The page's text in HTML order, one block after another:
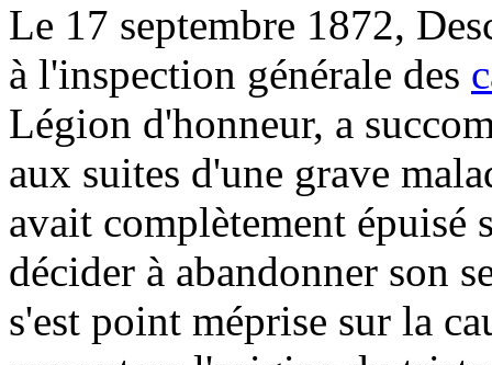
Le 17 septembre 1872,
à l'inspection générale des
Légion d'honneur, a
aux suites d'une grave
avait complètement épuisé
décider à abandonner son
s'est point méprise sur la